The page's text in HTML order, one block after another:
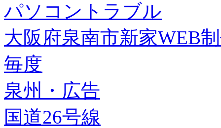
パソコントラブル
大阪府泉南市新家WEB
毎度
泉州・広告
国道26号線